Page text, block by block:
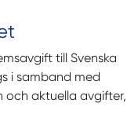
till Svenska
i samband med
och aktuella avgifter,